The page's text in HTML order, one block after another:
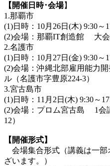
【開催日時･会場】
1.那覇市
(1)日時：10月26日(木) 9:30～
(2)会場：那覇IT創造館 大会
2.名護市
(1)日時：10月27日(金) 9:30～
(2)会場：沖縄北部雇用能力
ル（名護市字豊原224-3）
3.宮古島市
(1)日時：11月2日(木) 9:30～
(2)会場：プロム宮古島 1会
12）
【開催形式】
会場集合形式（講義は一部
ざいます。）